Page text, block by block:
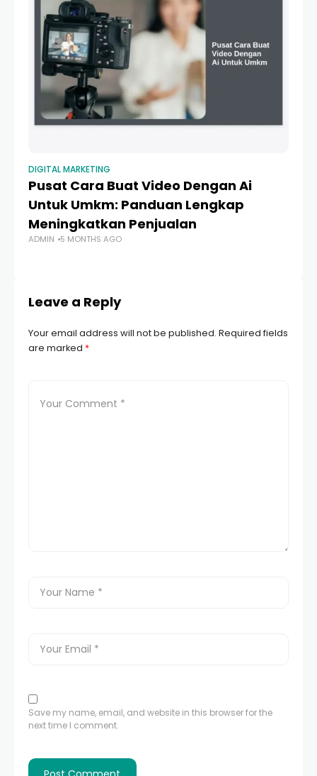
DIGITAL MARKETING
Pusat Cara Buat Video Dengan Ai
Untuk Umkm: Panduan Lengkap
Meningkatkan Penjualan
ADMIN 5 MONTHS AGO
Leave a Reply
Your email address will not be published. Required fields
are marked *
Save my name, email, and website in this browser for the
next time I comment.